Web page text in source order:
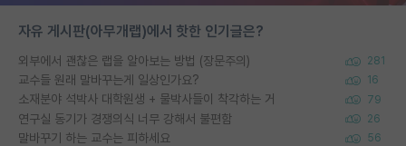
자유 게시판(아무개랩)에서 핫한 인기글은?
외부에서 괜찮은 랩을 알아보는 방법 (장문주의) 281
교수들 원래 말바꾸는게 일상인가요? 16
소재분야 석박사 대학원생 + 물박사들이 착각하는 거 79
연구실 동기가 경쟁의식 너무 강해서 불편함 26
말바꾸기 하는 교수는 피하세요 56